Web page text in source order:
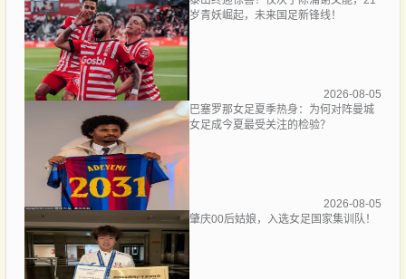
岁青妖崛起，未来国足新锋线！
2026-08-05
巴塞罗那女足夏季热身：为何对阵曼城
女足成今夏最受关注的检验？
2026-08-05
肇庆00后姑娘，入选女足国家集训队！